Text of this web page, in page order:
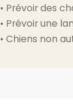
• Prévoir des
• Prévoir une
• Chiens non